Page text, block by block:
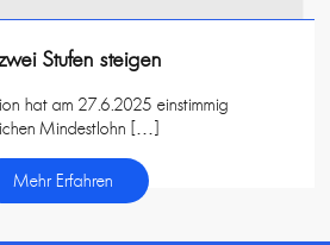
Stufen steigen
hat am 27.6.2025 einstimmig
Mindestlohn […]
Mehr Erfahren